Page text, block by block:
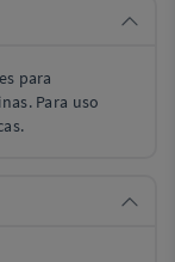
para
Para uso